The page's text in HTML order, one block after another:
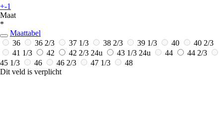
+-1
Maat
*
Maattabel
36
36 2/3 37 1/3 38 2/3 39 1/3 40
40 2/3
41 1/3
42 42 2/3 24u 43 1/3 24u 44
44 2/3
45 1/3
46 46 2/3 47 1/3
48
Dit veld is verplicht